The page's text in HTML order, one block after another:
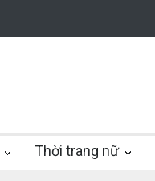
Thời trang nữ